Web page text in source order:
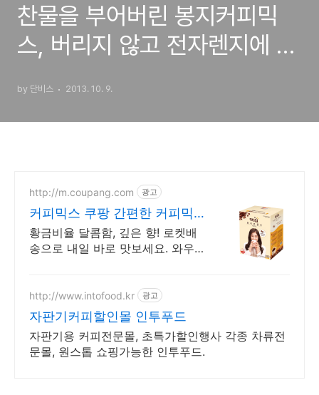
찬물을 부어버린 봉지커피믹
스, 버리지 않고 전자렌지에 데
by 단비스 2013. 10. 9.
http://m.coupang.com 광고
커피믹스 쿠팡 간편한 커피믹
스
황금비율 달콤함, 깊은 향! 로켓배
송으로 내일 바로 맛보세요. 와우
http://www.intofood.kr 광고
자판기커피할인몰 인투푸드
자판기용 커피전문몰, 초특가할인행사 각종 차류전
문몰, 원스톱 쇼핑가능한 인투푸드.